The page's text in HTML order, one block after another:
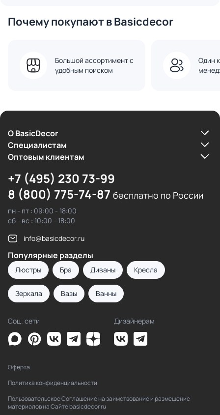
Почему покупают в Basicdecor
Большой ассортимент с
удобным поиском
Один
О BasicDecor
Cпециалистам
Оптовым клиентам
+7 (495) 230 73-99
8 (800) 775-74-87 бесплатно по России
пн - пт : 09:00 - 18:00
сб - вс : 10:00 - 18:00
info@basicdecor.ru
Популярные разделы
Люстры Бра Диваны Кресла
Зеркала Вазы Ванны
Соц. сети Дизайнерам
Оферта
Политика конфиденциальности
Пользовательское Соглашение на заимствование и размещение
материалов на Сайте basicdecor.ru